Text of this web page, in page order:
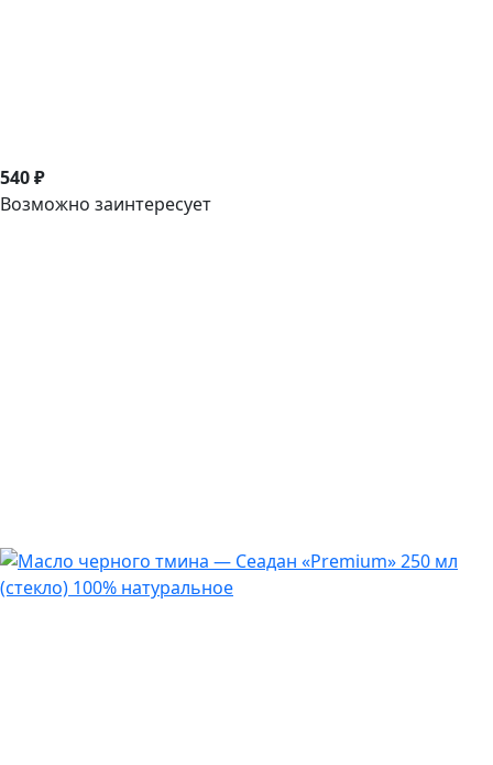
540 ₽
Возможно заинтересует